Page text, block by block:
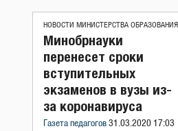
НОВОСТИ МИНИСТЕРСТВА ОБРАЗОВАНИЯ
Минобрнауки
перенесет сроки
вступительных
экзаменов в вузы из-
за коронавируса
Газета педагогов 31.03.2020 17:03